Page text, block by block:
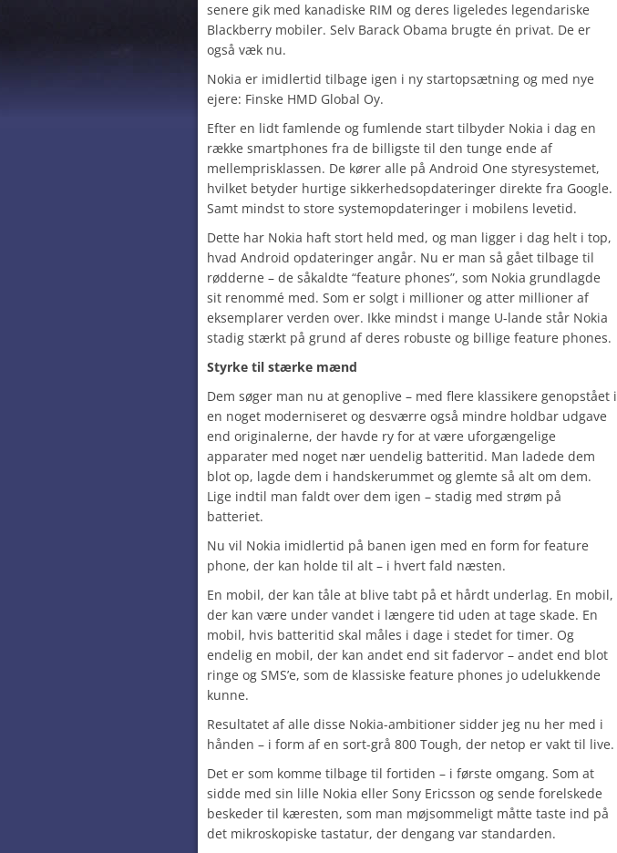
senere gik med kanadiske RIM og deres ligeledes legendariske
Blackberry mobiler. Selv Barack Obama brugte én privat. De er
også væk nu.
Nokia er imidlertid tilbage igen i ny startopsætning og med nye
ejere: Finske HMD Global Oy.
Efter en lidt famlende og fumlende start tilbyder Nokia i dag en
række smartphones fra de billigste til den tunge ende af
mellemprisklassen. De kører alle på Android One styresystemet,
hvilket betyder hurtige sikkerhedsopdateringer direkte fra Google.
Samt mindst to store systemopdateringer i mobilens levetid.
Dette har Nokia haft stort held med, og man ligger i dag helt i top,
hvad Android opdateringer angår. Nu er man så gået tilbage til
rødderne – de såkaldte “feature phones”, som Nokia grundlagde
sit renommé med. Som er solgt i millioner og atter millioner af
eksemplarer verden over. Ikke mindst i mange U-lande står Nokia
stadig stærkt på grund af deres robuste og billige feature phones.
Styrke til stærke mænd
Dem søger man nu at genoplive – med flere klassikere genopstået i
en noget moderniseret og desværre også mindre holdbar udgave
end originalerne, der havde ry for at være uforgængelige
apparater med noget nær uendelig batteritid. Man ladede dem
blot op, lagde dem i handskerummet og glemte så alt om dem.
Lige indtil man faldt over dem igen – stadig med strøm på
batteriet.
Nu vil Nokia imidlertid på banen igen med en form for feature
phone, der kan holde til alt – i hvert fald næsten.
En mobil, der kan tåle at blive tabt på et hårdt underlag. En mobil,
der kan være under vandet i længere tid uden at tage skade. En
mobil, hvis batteritid skal måles i dage i stedet for timer. Og
endelig en mobil, der kan andet end sit fadervor – andet end blot
ringe og SMS’e, som de klassiske feature phones jo udelukkende
kunne.
Resultatet af alle disse Nokia-ambitioner sidder jeg nu her med i
hånden – i form af en sort-grå 800 Tough, der netop er vakt til live.
Det er som komme tilbage til fortiden – i første omgang. Som at
sidde med sin lille Nokia eller Sony Ericsson og sende forelskede
beskeder til kæresten, som man møjsommeligt måtte taste ind på
det mikroskopiske tastatur, der dengang var standarden.